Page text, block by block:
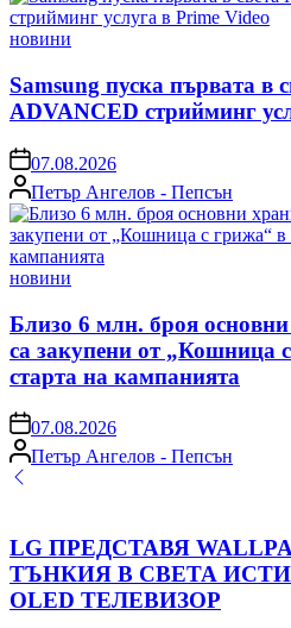
Posted
новини
Samsung пуска първата в
ADVANCED стрийминг
on07.08.2026
Posted
by
Петър Ангелов - Пепсън
Posted
новини
Близо 6 млн. броя
са закупени от „Кошница
старта на кампанията
on07.08.2026
Posted
by
Петър Ангелов - Пепсън
LG ПРЕДСТАВЯ
ТЪНКИЯ В СВЕТА
OLED ТЕЛЕВИЗОР